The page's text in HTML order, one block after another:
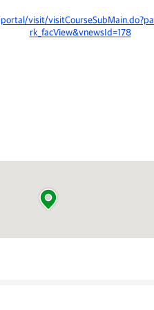
visit/
rk_facView&vnewsId=178